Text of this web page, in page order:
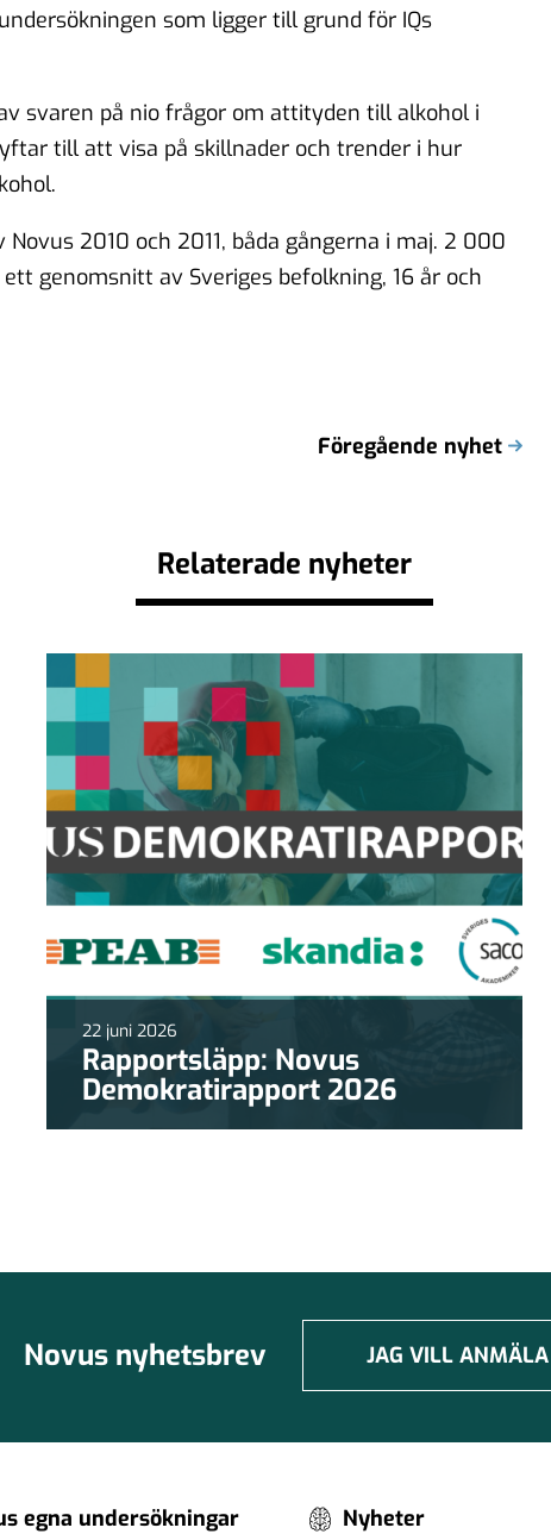
som ligger till grund för IQs
svaren på nio frågor om attityden till alkohol i
till att visa på skillnader och trender i hur
2010 och 2011, båda gångerna i maj. 2 000
genomsnitt av Sveriges befolkning, 16 år och
Föregående nyhet
Relaterade nyheter
22 juni 2026
Rapportsläpp: Novus
Demokratirapport 2026
Novus nyhetsbrev JAG VILL
egna undersökningar Nyheter